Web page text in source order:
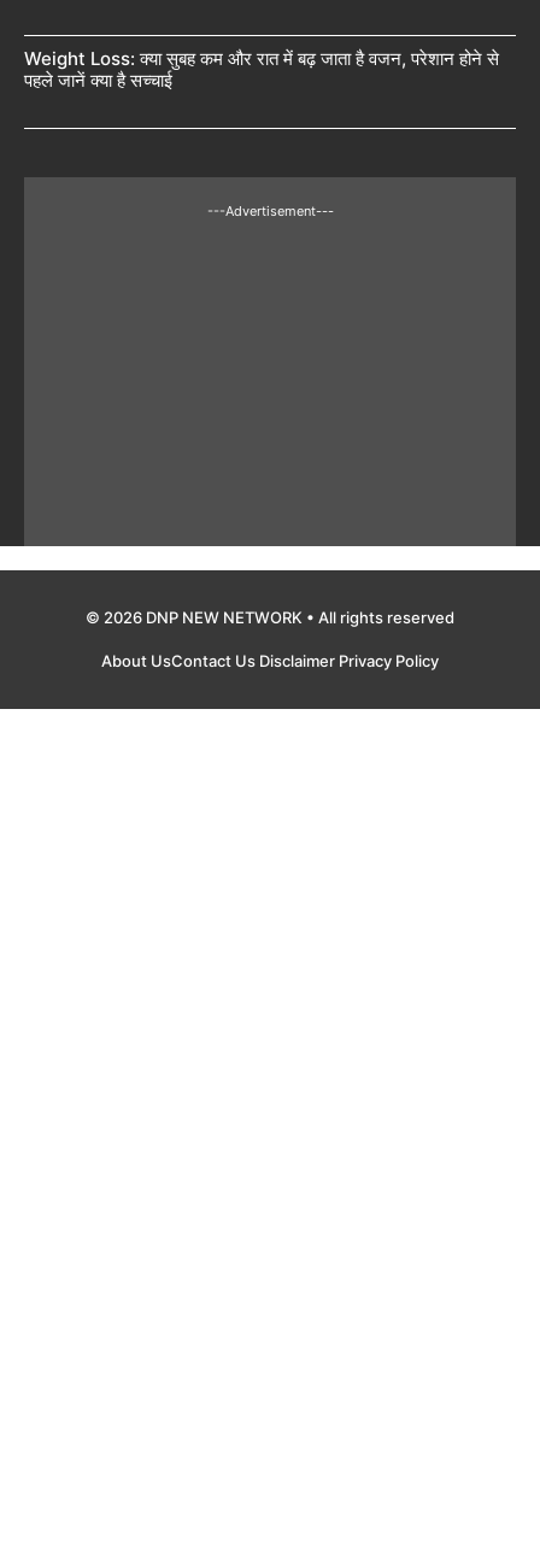
Weight Loss: क्या सुबह कम और रात में बढ़ जाता है वजन, परेशान होने से
पहले जानें क्या है सच्चाई
---Advertisement---
© 2026 DNP NEW NETWORK • All rights reserved
About UsContact Us Disclaimer Privacy Policy